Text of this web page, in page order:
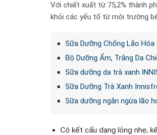
Với chiết xuất từ 75,2% thành
khỏi các yếu tố từ môi trường
Sữa Dưỡng Chống Lão
Bộ Dưỡng Ẩm, Trắng Da
Sữa dưỡng da trà xanh
Sữa Dưỡng Trà Xanh
Sữa dưỡng ngăn ngừa lão
Có kết cấu dạng lỏng nhẹ,